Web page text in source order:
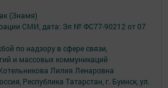
(Знамя)
СМИ, дата: Эл № ФС77-90212 от 07
по надзору в сфере связи,
и массовых коммуникаций
Лилия Ленаровна
Республика Татарстан, г. Буинск, ул.